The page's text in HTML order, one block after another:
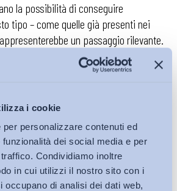
i cookie
personalizzare contenuti ed
dei social media e per
Condividiamo inoltre
in cui utilizzi il nostro sito con i
occupano di analisi dei dati web,
la possibilità di conseguire
tipo – come quelle già presenti nei
un passaggio rilevante.
nostro Paese è però un raccordo
e i sistemi di classificazione
professionalizzante, che tuttavia
Innestare su questo segmento
raccordo sistemico tra profili formativi,
e qualifiche ospitate nei repertori
da un rafforzamento del monte ore di